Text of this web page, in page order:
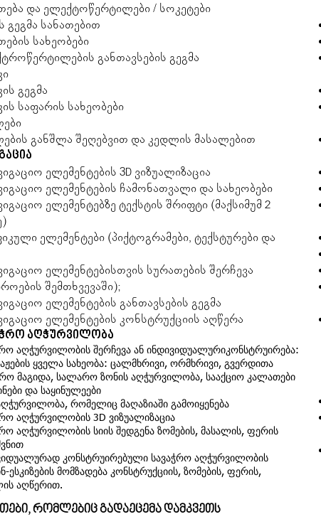
და ელექტოწერტილები / სოკეტები
გეგმა სანათებით
სახეობები
განთავსების გეგმა
გეგმა
საფარის სახეობები
განშლა შეღებვით და კედლის მასალებით
ელემენტების 3D ვიზუალიზაცია
ელემენტების ჩამონათვალი და სახეობები
ელემენტებზე ტექსტის შრიფტი (მაქსიმუმ 2
ელემენტები (პიქტოგრამები, ტექსტურები და
ელემენტებისთვის სურათების შერჩევა
შემთხვევაში);
ელემენტების განთავსების გეგმა
ელემენტების კონსტრუქციის აღწერა
აღჭურვილობა
აღჭურვილობის შერჩევა ან ინდივიდუალურიკონსტრუირება:
ყველა სახეობა: ცალმხრივი, ორმხრივი, გვერდითა
მაგიდა, სალარო ზონის აღჭურვილობა, სააქციო კალათები
და საყინულეები
რომელიც მაღაზიაში გამოიყენება
აღჭურვილობის 3D ვიზუალიზაცია
აღჭურვილობის სიის შედგენა ზომების, მასალის, ფერის
კონსტრუირებული სავაჭრო აღჭურვილობის
ესკიზების მომზადება კონსტრუქციის, ზომების, ფერის,
აღწერით.
რომლებიც გადაეცემა დამკვეთს